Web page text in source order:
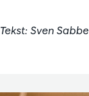
Tekst: Sven Sabbe